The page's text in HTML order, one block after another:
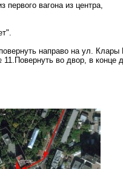
первого вагона из центра,
направо на ул. Клары
во двор, в конце